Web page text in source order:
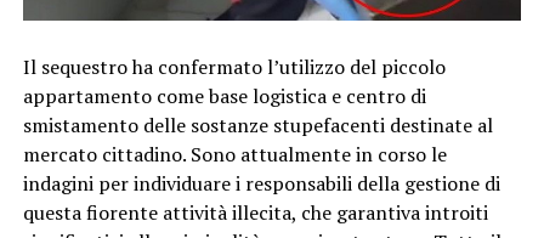
Il sequestro ha confermato l’utilizzo del piccolo
appartamento come base logistica e centro di
smistamento delle sostanze stupefacenti destinate al
mercato cittadino. Sono attualmente in corso le
indagini per individuare i responsabili della gestione di
questa fiorente attività illecita, che garantiva introiti